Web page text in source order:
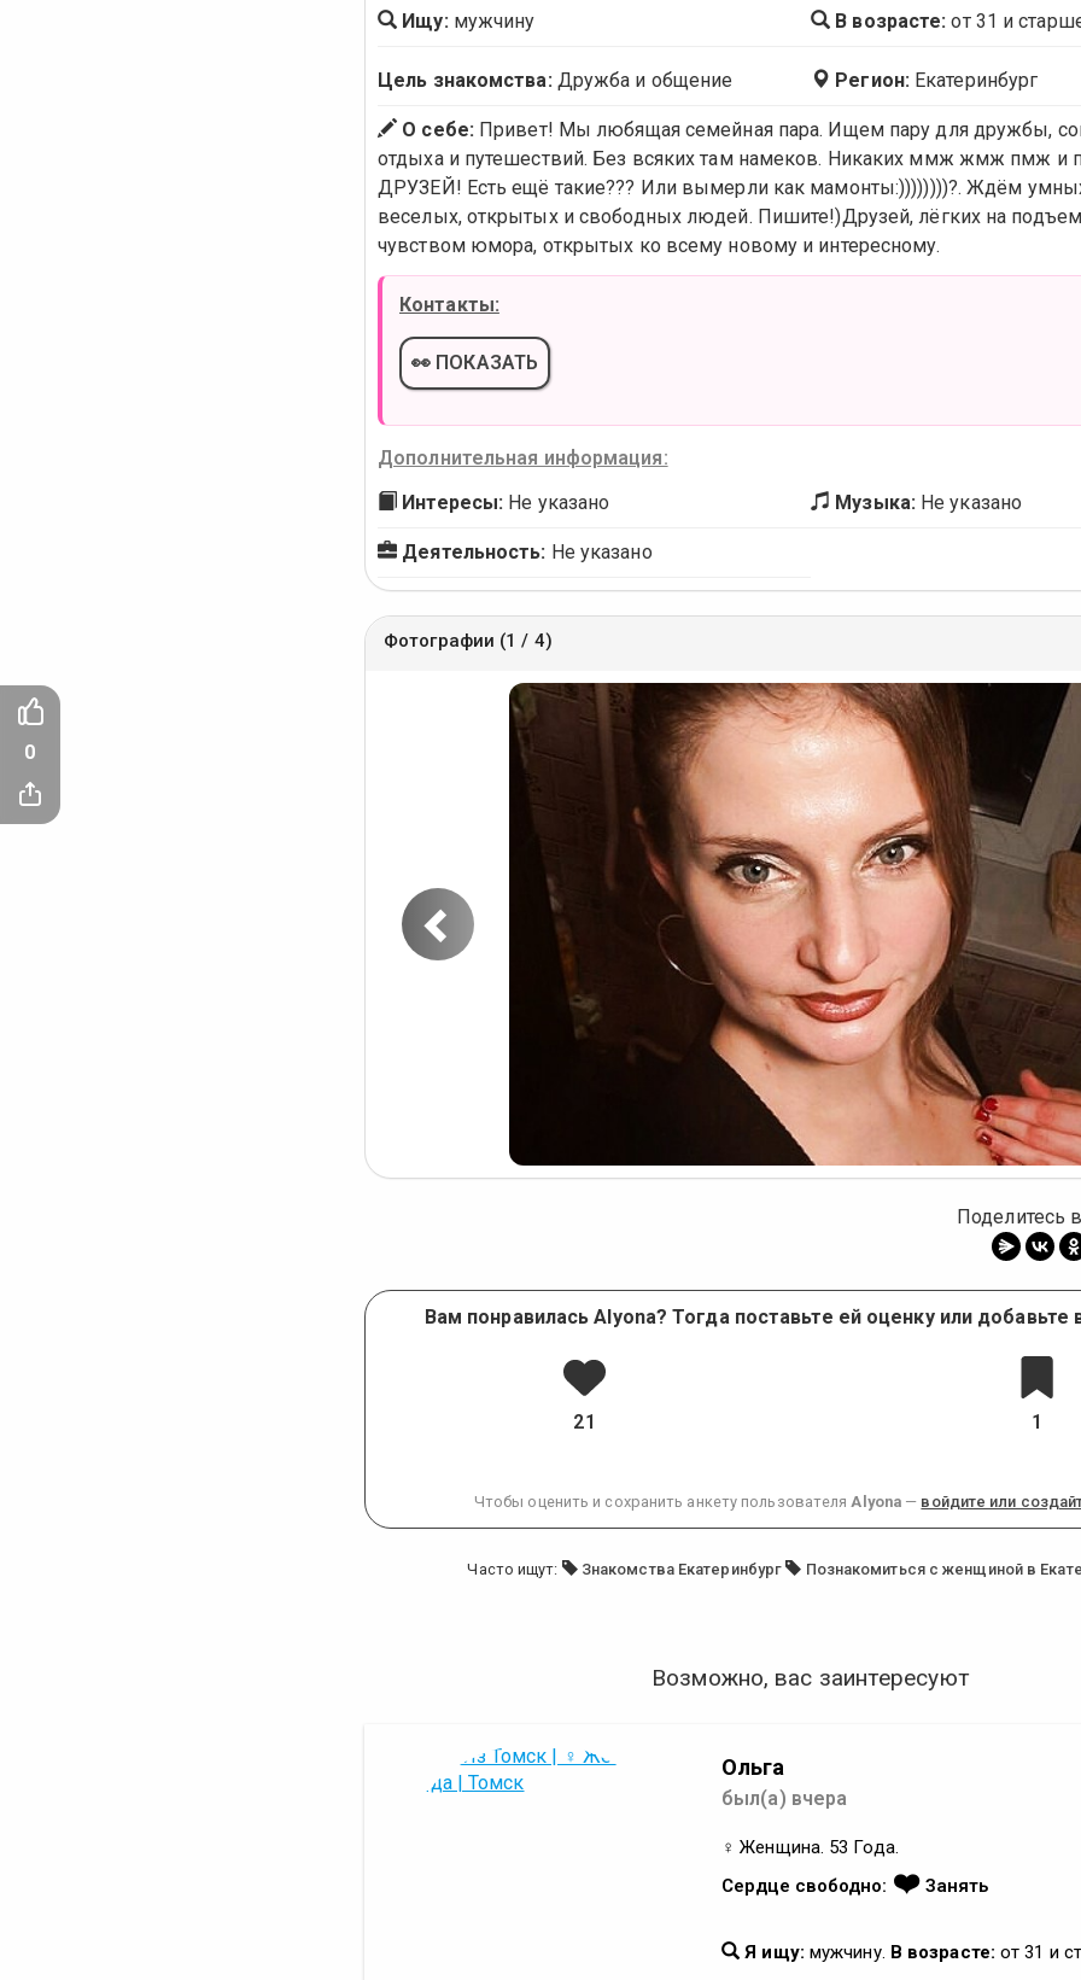
Ищу: мужчину В возрасте: от 31 и
Цель знакомства: Дружба и общение Регион: Екатеринбург
О себе:Привет! Мы любящая семейная пара. Ищем пару для дружбы,
отдыха и путешествий. Без всяких там намеков. Никаких ммж жмж пмж и
ДРУЗЕЙ! Есть ещё такие??? Или вымерли как мамонты:))))))))?. Ждём
веселых, открытых и свободных людей. Пишите!)Друзей, лёгких на
чувством юмора, открытых ко всему новому и интересному.
Контакты:
👀 ПОКАЗАТЬ
Дополнительная информация:
Интересы: Не указано Музыка: Не указано
Деятельность: Не указано
Фотографии (1 / 4)
Предыдущее
Поделитесь
Вам понравилась Alyona? Тогда поставьте ей оценку или добавьте
21 1
Чтобы оценить и сохранить анкету пользователяAlyona — войдите или
Часто ищут: Знакомства Екатеринбург Познакомиться с женщиной в
Возможно, вас заинтересуют
Ольга
был(а) вчера
♀ Женщина. 53 Года.
Сердце свободно: ❤️Занять
Я ищу: мужчину. В возрасте: от 31 и
0